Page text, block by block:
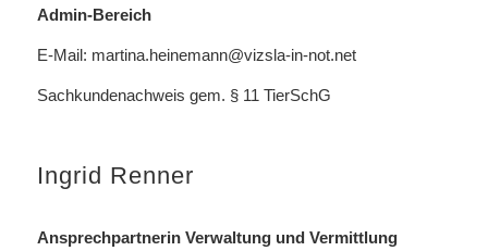
Admin-Bereich
E-Mail: martina.heinemann@vizsla-in-not.net
Sachkundenachweis gem. § 11 TierSchG
Ingrid Renner
Ansprechpartnerin Verwaltung und Vermittlung